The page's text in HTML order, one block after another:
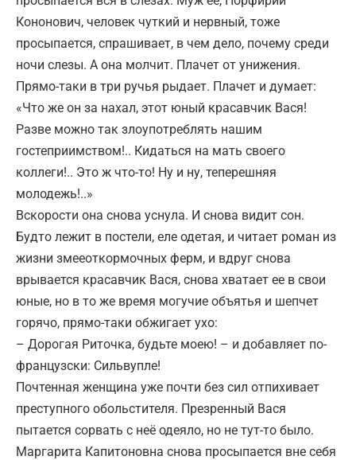
Кононович, человек чуткий и нервный, тоже
просыпается, спрашивает, в чем дело, почему среди
ночи слезы. А она молчит. Плачет от унижения.
Прямо-таки в три ручья рыдает. Плачет и думает:
«Что же он за нахал, этот юный красавчик Вася!
Разве можно так злоупотреблять нашим
гостеприимством!.. Кидаться на мать своего
коллеги!.. Это ж что-то! Ну и ну, теперешняя
молодежь!..»
Вскорости она снова уснула. И снова видит сон.
Будто лежит в постели, еле одетая, и читает роман из
жизни змееоткормочных ферм, и вдруг снова
врывается красавчик Вася, снова хватает ее в свои
юные, но в то же время могучие объятья и шепчет
горячо, прямо-таки обжигает ухо:
– Дорогая Риточка, будьте моею! – и добавляет по-
французски: Сильвупле!
Почтенная женщина уже почти без сил отпихивает
преступного обольстителя. Презренный Вася
пытается сорвать с неё одеяло, но не тут-то было.
Маргарита Капитоновна снова просыпается вне себя